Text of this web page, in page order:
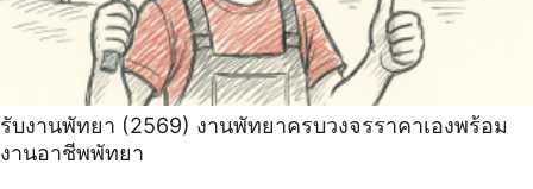
รับงานพัทยา (2569) ️งานพัทยาครบวงจรราคาเองพร้อม
งานอาชีพพัทยา